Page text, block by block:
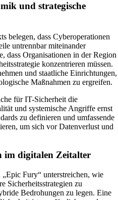
und strategische
belegen, dass Cyberoperationen
untrennbar miteinander
dass Organisationen in der Region
konzentrieren müssen.
und staatliche Einrichtungen,
Maßnahmen zu ergreifen.
für IT-Sicherheit die
und systemische Angriffe ernst
zu definieren und umfassende
um sich vor Datenverlust und
im digitalen Zeitalter
Fury“ unterstreichen, wie
Sicherheitsstrategien zu
Bedrohungen zu legen. Eine